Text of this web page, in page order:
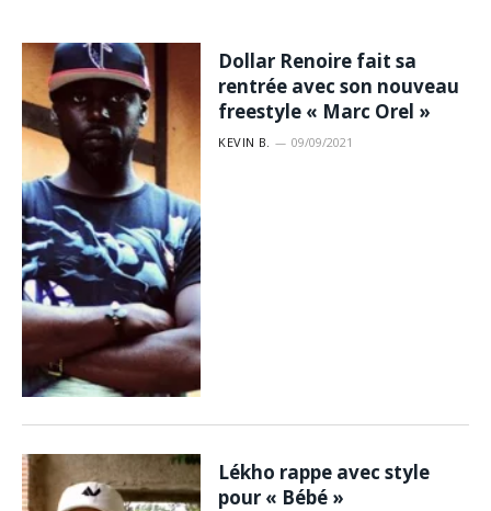
Dollar Renoire fait sa
rentrée avec son nouveau
freestyle « Marc Orel »
KEVIN B. 09/09/2021
Lékho rappe avec style
pour « Bébé »